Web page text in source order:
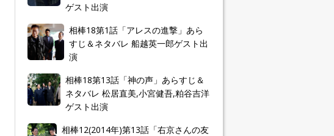
ゲスト出演
相棒18第1話「アレスの進撃」あら
すじ＆ネタバレ 船越英一郎ゲスト出
演
相棒18第13話「神の声」あらすじ＆
ネタバレ 松居直美,小宮健吾,粕谷吉洋
ゲスト出演
相棒12(2014年)第13話「右京さんの友